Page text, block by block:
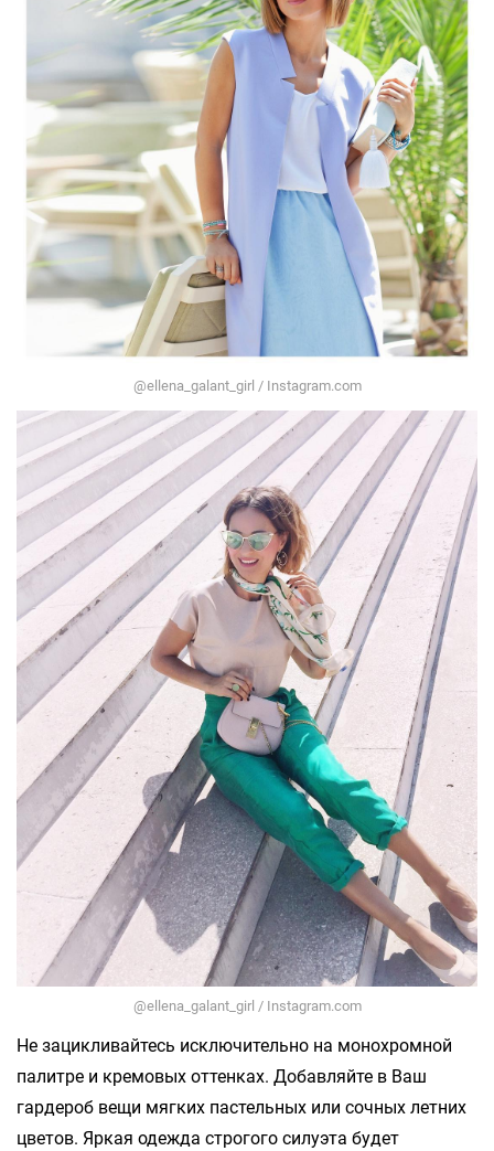
@ellena_galant_girl / Instagram.com
@ellena_galant_girl / Instagram.com
Не зацикливайтесь исключительно на монохромной
палитре и кремовых оттенках. Добавляйте в Ваш
гардероб вещи мягких пастельных или сочных летних
цветов. Яркая одежда строгого силуэта будет